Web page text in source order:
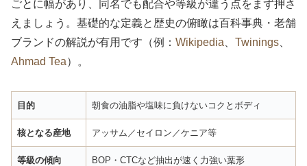
ごとに幅があり、同名でも配合や等級が違う点をまず押さ
えましょう。基礎的な定義と歴史の俯瞰は百科事典・老舗
ブランドの解説が有用です（例： Wikipedia Twinings
Ahmad Tea）。
目的 朝食の油脂や塩味に負けないコクとボディ
核となる産地 アッサム／セイロン／ケニア等
等級の傾向 BOP・CTCなど抽出が速く力強い葉形